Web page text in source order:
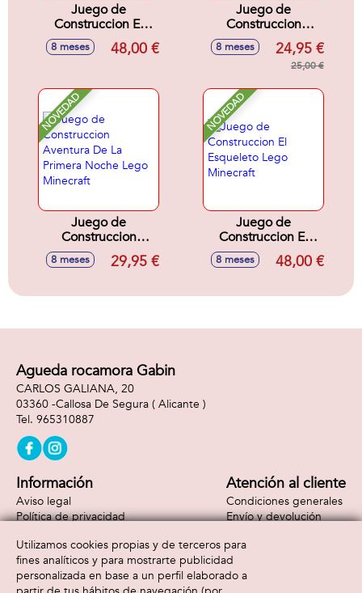
Juego de
Construccion El
Zorro Lego
Minecraft 497
8 meses 48,00 €
Juego de
Construccion
Ataque Del Jinete
Avícola En El
Desierto Lego
8 meses 24,95 €
25,00 €
NOVEDAD
Juego de
Construccion
Aventura De La
Primera Noche
8 meses 29,95 €
NOVEDAD
Juego de
Construccion El
Esqueleto Lego
Minecraft
8 meses 48,00 €
Agueda rocamora Gabin
CARLOS GALIANA, 20
03360 -Callosa De Segura ( Alicante )
965310887
Información
Aviso legal
Política de privacidad
Atención al cliente
Condiciones generales
Envío y devolución
Formas de pago
Utilizamos cookies propias y de terceros para
fines analíticos y para mostrarte publicidad
personalizada en base a un perfil elaborado a